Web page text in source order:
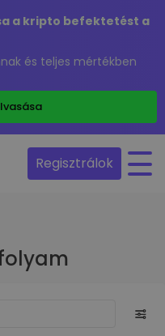
a kripto befektetést a
és teljes mértékben
Regisztrálok